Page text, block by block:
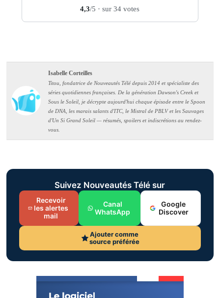
4,3/5 · sur 34 votes
Isabelle Corteilles
Titou, fondatrice de Nouveautés Télé depuis 2014 et spécialiste des
séries quotidiennes françaises. De la génération Dawson's Creek et
Sous le Soleil, je décrypte aujourd'hui chaque épisode entre le Spoon
de DNA, les marais salants d'ITC, le Mistral de PBLV et les Sauvages
d'Un Si Grand Soleil — résumés, spoilers et indiscrétions au rendez-
vous.
Suivez Nouveautés Télé sur
Recevoir
les alertes
mail
Canal
WhatsApp
Google
Discover
Ajouter comme
source préférée